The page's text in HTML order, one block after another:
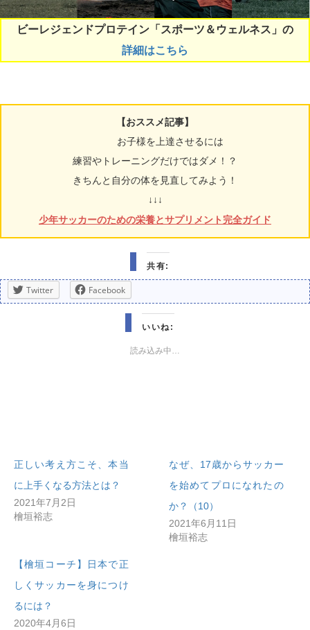
ビーレジェンドプロテイン「スポーツ＆ウェルネス」の
詳細はこちら
【おススメ記事】
お子様を上達させるには
練習やトレーニングだけではダメ！？
きちんと自分の体を見直してみよう！
↓↓↓
少年サッカーのための栄養とサプリメント完全ガイド
共有:
Twitter Facebook
いいね:
読み込み中…
正しい考え方こそ、本当
に上手くなる方法とは？
2021年7月2日
檜垣裕志
なぜ、17歳からサッカー
を始めてプロになれたの
か？（10）
2021年6月11日
檜垣裕志
【檜垣コーチ】日本で正
しくサッカーを身につけ
るには？
2020年4月6日